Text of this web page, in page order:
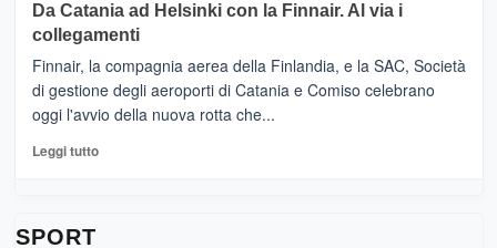
tappe
dell’enoturismo
RANDAZZO
–
Ci
siamo
quasi….
pronti
per
Da Catania ad Helsinki con la Finnair. Al via i
collegamenti
Finnair, la compagnia aerea della Finlandia, e la SAC, Società
di gestione degli aeroporti di Catania e Comiso celebrano
oggi l'avvio della nuova rotta che...
Leggi tuttoLeggi
SPORT